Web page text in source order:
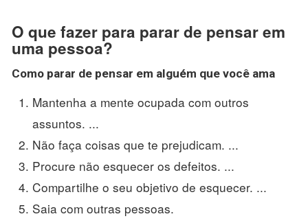
O que fazer para parar de pensar em
uma pessoa?
Como parar de pensar em alguém que você ama
Mantenha a mente ocupada com outros
assuntos. ...
Não faça coisas que te prejudicam. ...
Procure não esquecer os defeitos. ...
Compartilhe o seu objetivo de esquecer. ...
Saia com outras pessoas.